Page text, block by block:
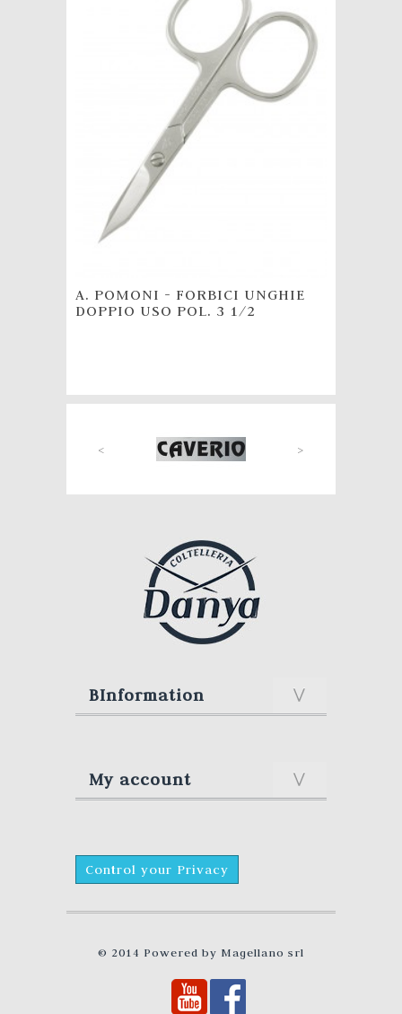
A. POMONI - FORBICI UNGHIE
DOPPIO USO POL. 3 1/2
< >
BInformation
My account
Control your Privacy
© 2014 Powered by Magellano srl